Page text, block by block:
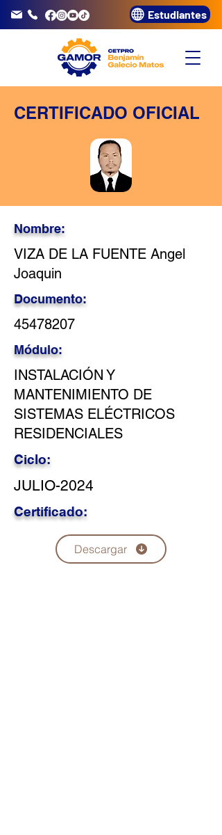
3320072 Estudiantes
CERTIFICADO OFICIAL
Nombre:
VIZA DE LA FUENTE Angel
Joaquin
Documento:
45478207
Módulo:
INSTALACIÓN Y
MANTENIMIENTO DE
SISTEMAS ELÉCTRICOS
RESIDENCIALES
Ciclo:
JULIO-2024
Certificado:
Descargar